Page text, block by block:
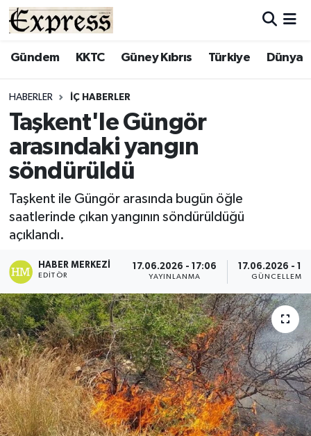
Gündem KKTC Güney Kıbrıs Türkiye Dünya
HABERLER İÇ HABERLER
Taşkent'le Güngör
arasındaki yangın
söndürüldü
Taşkent ile Güngör arasında bugün öğle
saatlerinde çıkan yangının söndürüldüğü
açıklandı.
HABER MERKEZI
EDITÖR
17.06.2026 - 17:06
YAYINLANMA
17.06.2026 -
GÜNCELLEME
ALAYKÖY
BİLİM
ÇATALKÖY
DÜNYA
EĞİTİM
EKONOMİ
ENGLISH
ESENTEPE
GAZİMAĞUSA
GİRNE
Hava Durumu
Süper Lig Puan Durumu ve Fikstür
Tüm Manşetler
Son Dakika Haberleri
Haber Arşivi